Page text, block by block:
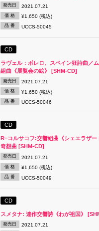
発売日 2021.07.21
価 格 ¥1,650 (税込)
品 番 UCCS-50045
CD
ラヴェル：ボレロ、スペイン狂詩曲／
組曲《展覧会の絵》 [SHM-CD]
発売日 2021.07.21
価 格 ¥1,650 (税込)
品 番 UCCS-50046
CD
R=コルサコフ:交響組曲《シェエラザー
奇想曲 [SHM-CD]
発売日 2021.07.21
価 格 ¥1,650 (税込)
品 番 UCCS-50049
CD
スメタナ: 連作交響詩《わが祖国》
発売日 2021.07.21